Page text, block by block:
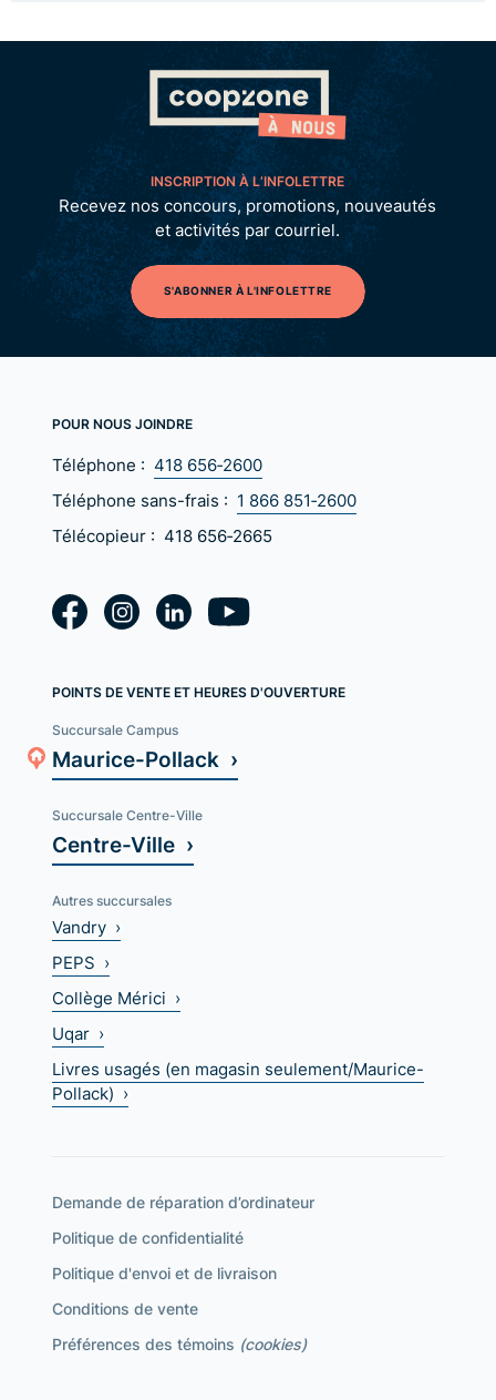
INSCRIPTION À L’INFOLETTRE
Recevez nos concours, promotions, nouveautés
et activités par courriel.
S'ABONNER À L'INFOLETTRE
POUR NOUS JOINDRE
Téléphone : 418 656‑2600
Téléphone sans-frais : 1 866 851‑2600
Télécopieur : 418 656‑2665
POINTS DE VENTE ET HEURES D'OUVERTURE
Succursale Campus
Maurice-Pollack ›
Succursale Centre-Ville
Centre-Ville ›
Autres succursales
Vandry ›
PEPS ›
Collège Mérici ›
Uqar ›
Livres usagés (en magasin seulement/Maurice-
Pollack) ›
Demande de réparation d’ordinateur
Politique de confidentialité
Politique d'envoi et de livraison
Conditions de vente
Préférences des témoins (cookies)